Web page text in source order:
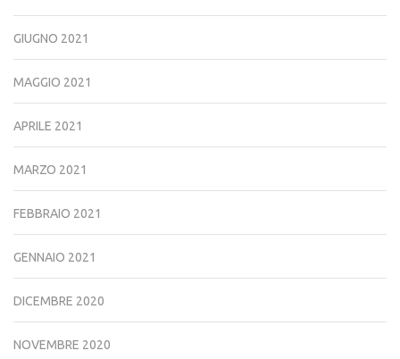
GIUGNO 2021
MAGGIO 2021
APRILE 2021
MARZO 2021
FEBBRAIO 2021
GENNAIO 2021
DICEMBRE 2020
NOVEMBRE 2020